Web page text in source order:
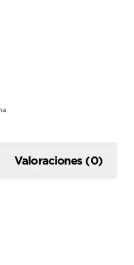
Valoraciones (0)